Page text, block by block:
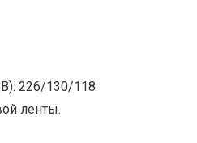
226/130/118
ленты.